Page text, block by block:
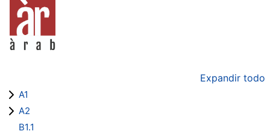
Expandir todo
A1
A2
B1.1